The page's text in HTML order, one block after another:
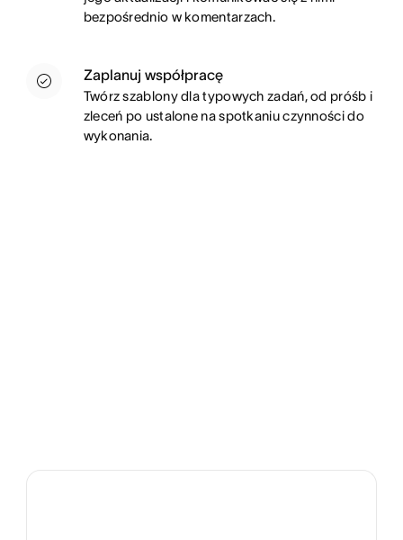
bezpośrednio w komentarzach.
Zaplanuj współpracę
Twórz szablony dla typowych zadań, od próśb i
zleceń po ustalone na spotkaniu czynności do
wykonania.